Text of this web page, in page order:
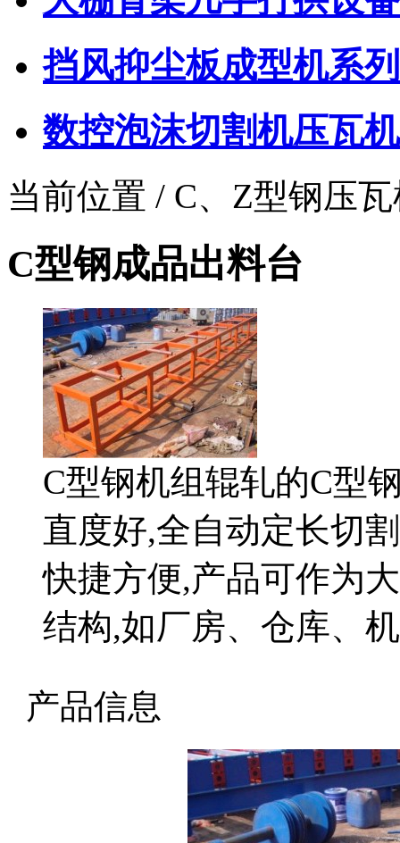
挡风抑尘板成型机系列
数控泡沫切割机压瓦
当前位置 / C、Z型钢压
C型钢成品出料台
C型钢机组辊轧的C型
直度好,全自动定长切
快捷方便,产品可作为
结构,如厂房、仓库、
产品信息